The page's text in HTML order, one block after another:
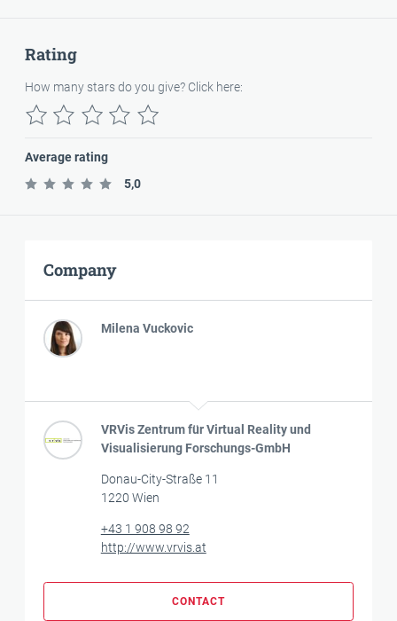
Rating
How many stars do you give? Click here:
Average rating
5,0
Company
Milena Vuckovic
VRVis Zentrum für Virtual Reality und
Visualisierung Forschungs-GmbH
Donau-City-Straße 11
1220 Wien
+43 1 908 98 92
http://www.vrvis.at
CONTACT